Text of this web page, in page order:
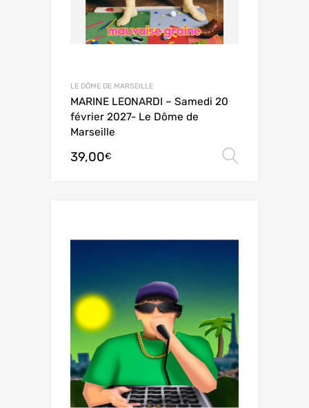
LE DÔME DE MARSEILLE
MARINE LEONARDI – Samedi 20
février 2027- Le Dôme de
Marseille
39,00€